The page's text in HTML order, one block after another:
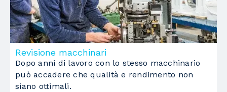
Piano di lavoro a barre con ventose
nr. barre con ventosa 8
Con posizionamento da CN
Ventose per la tenuta del pezzo in lavorazione
Revisione macchinari
Dopo anni di lavoro con lo stesso macchinario
può accadere che qualità e rendimento non
siano ottimali.